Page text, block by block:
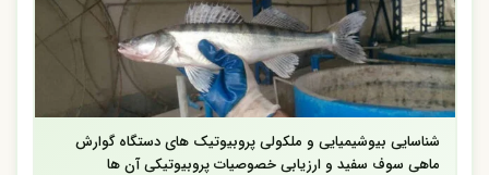
شناسایی بیوشیمیایی و ملکولی پروبیوتیک های دستگاه گوارش
ماهی سوف سفید و ارزیابی خصوصیات پروبیوتیکی آن ها